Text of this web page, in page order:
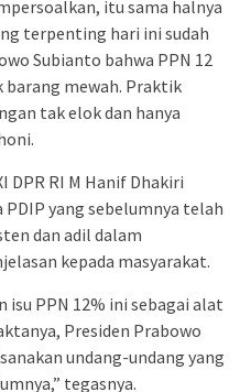
itu sama halnya
terpenting hari ini sudah
Subianto bahwa PPN 12
barang mewah. Praktik
tak elok dan hanya
DPR RI M Hanif Dhakiri
yang sebelumnya telah
dan adil dalam
kepada masyarakat.
isu PPN 12% ini sebagai alat
Presiden Prabowo
undang-undang yang
tegasnya.